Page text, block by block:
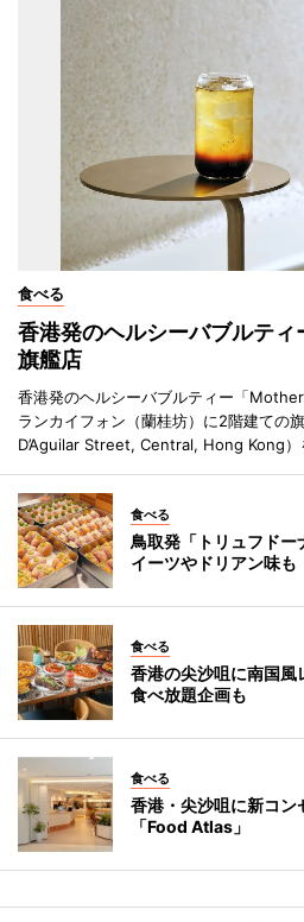
食べる
香港発のヘルシーバブルテ
旗艦店
香港発のヘルシーバブルティー「
ランカイフォン（蘭桂坊）に2階建ての
D’Aguilar Street, Central, Hong Kong）
食べる
鳥取発「トリュフド
イーツやドリアン味も
食べる
香港の尖沙咀に南国
食べ放題企画も
食べる
香港・尖沙咀に新コン
「Food Atlas」